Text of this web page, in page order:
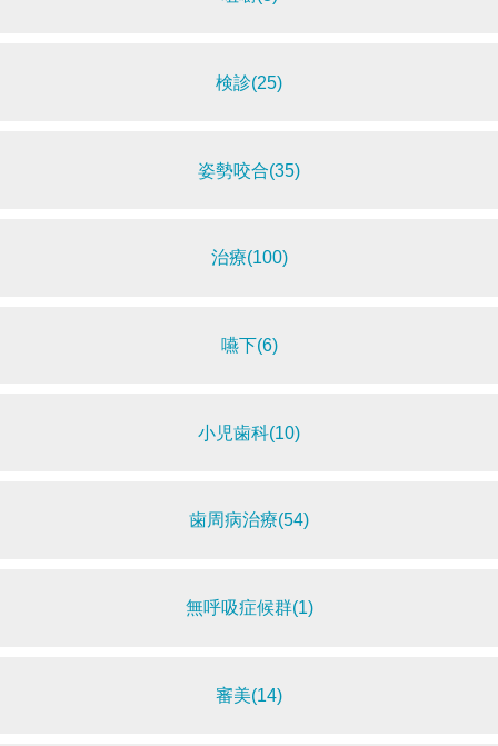
検診(25)
姿勢咬合(35)
治療(100)
嚥下(6)
小児歯科(10)
歯周病治療(54)
無呼吸症候群(1)
審美(14)